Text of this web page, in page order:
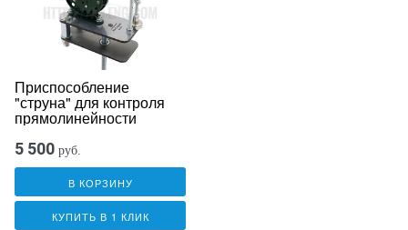
Приспособление
"струна" для контроля
прямолинейности
5 500 руб.
В КОРЗИНУ
КУПИТЬ В 1 КЛИК